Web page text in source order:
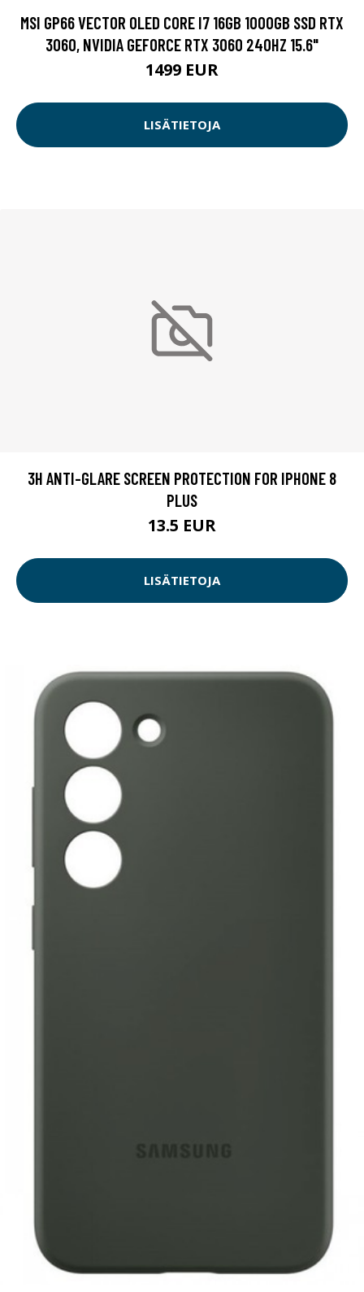
MSI GP66 VECTOR OLED CORE I7 16GB 1000GB SSD RTX
3060, NVIDIA GEFORCE RTX 3060 240HZ 15.6"
1499 EUR
LISÄTIETOJA
3H ANTI-GLARE SCREEN PROTECTION FOR IPHONE 8
PLUS
13.5 EUR
LISÄTIETOJA